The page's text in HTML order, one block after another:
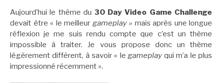
Aujourd’hui le thème du 30 Day Video Game Challenge
devait être « le meilleur gameplay » mais après une longue
réflexion je me suis rendu compte que c’est un thème
impossible à traiter. Je vous propose donc un thème
légèrement différent, à savoir « le gameplayqui m’a le plus
impressionné récemment ».